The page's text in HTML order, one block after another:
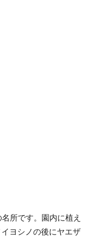
所です。園内に植え
ヨシノの後にヤエザ